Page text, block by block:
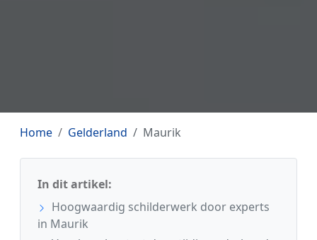
Home Gelderland Maurik
In dit artikel:
Hoogwaardig schilderwerk door experts
in Maurik